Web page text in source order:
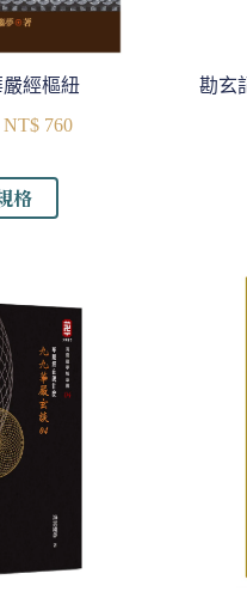
經樞紐
NT$760價
格
。
勘玄